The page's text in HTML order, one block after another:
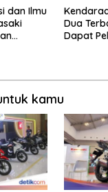
dan Ilmu
Dua
Dapat
kamu